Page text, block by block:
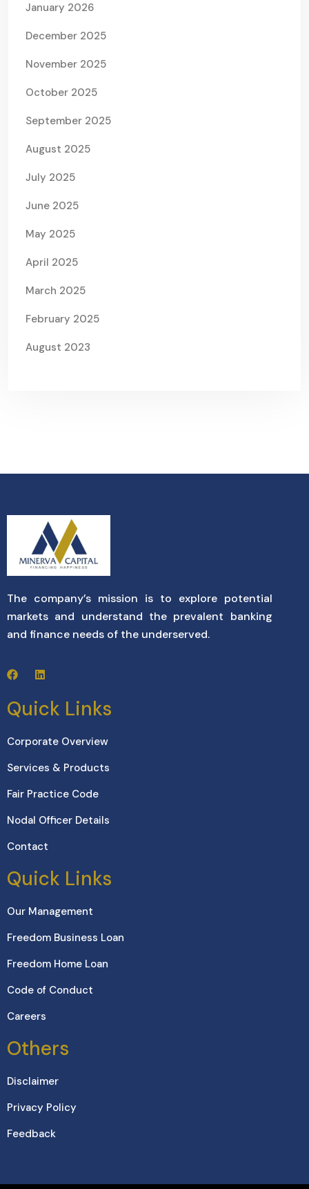
January 2026
December 2025
November 2025
October 2025
September 2025
August 2025
July 2025
June 2025
May 2025
April 2025
March 2025
February 2025
August 2023
The company’s mission is to explore potential
markets and understand the prevalent banking
and finance needs of the underserved.
Quick Links
Corporate Overview
Services & Products
Fair Practice Code
Nodal Officer Details
Contact
Quick Links
Our Management
Freedom Business Loan
Freedom Home Loan
Code of Conduct
Careers
Others
Disclaimer
Privacy Policy
Feedback